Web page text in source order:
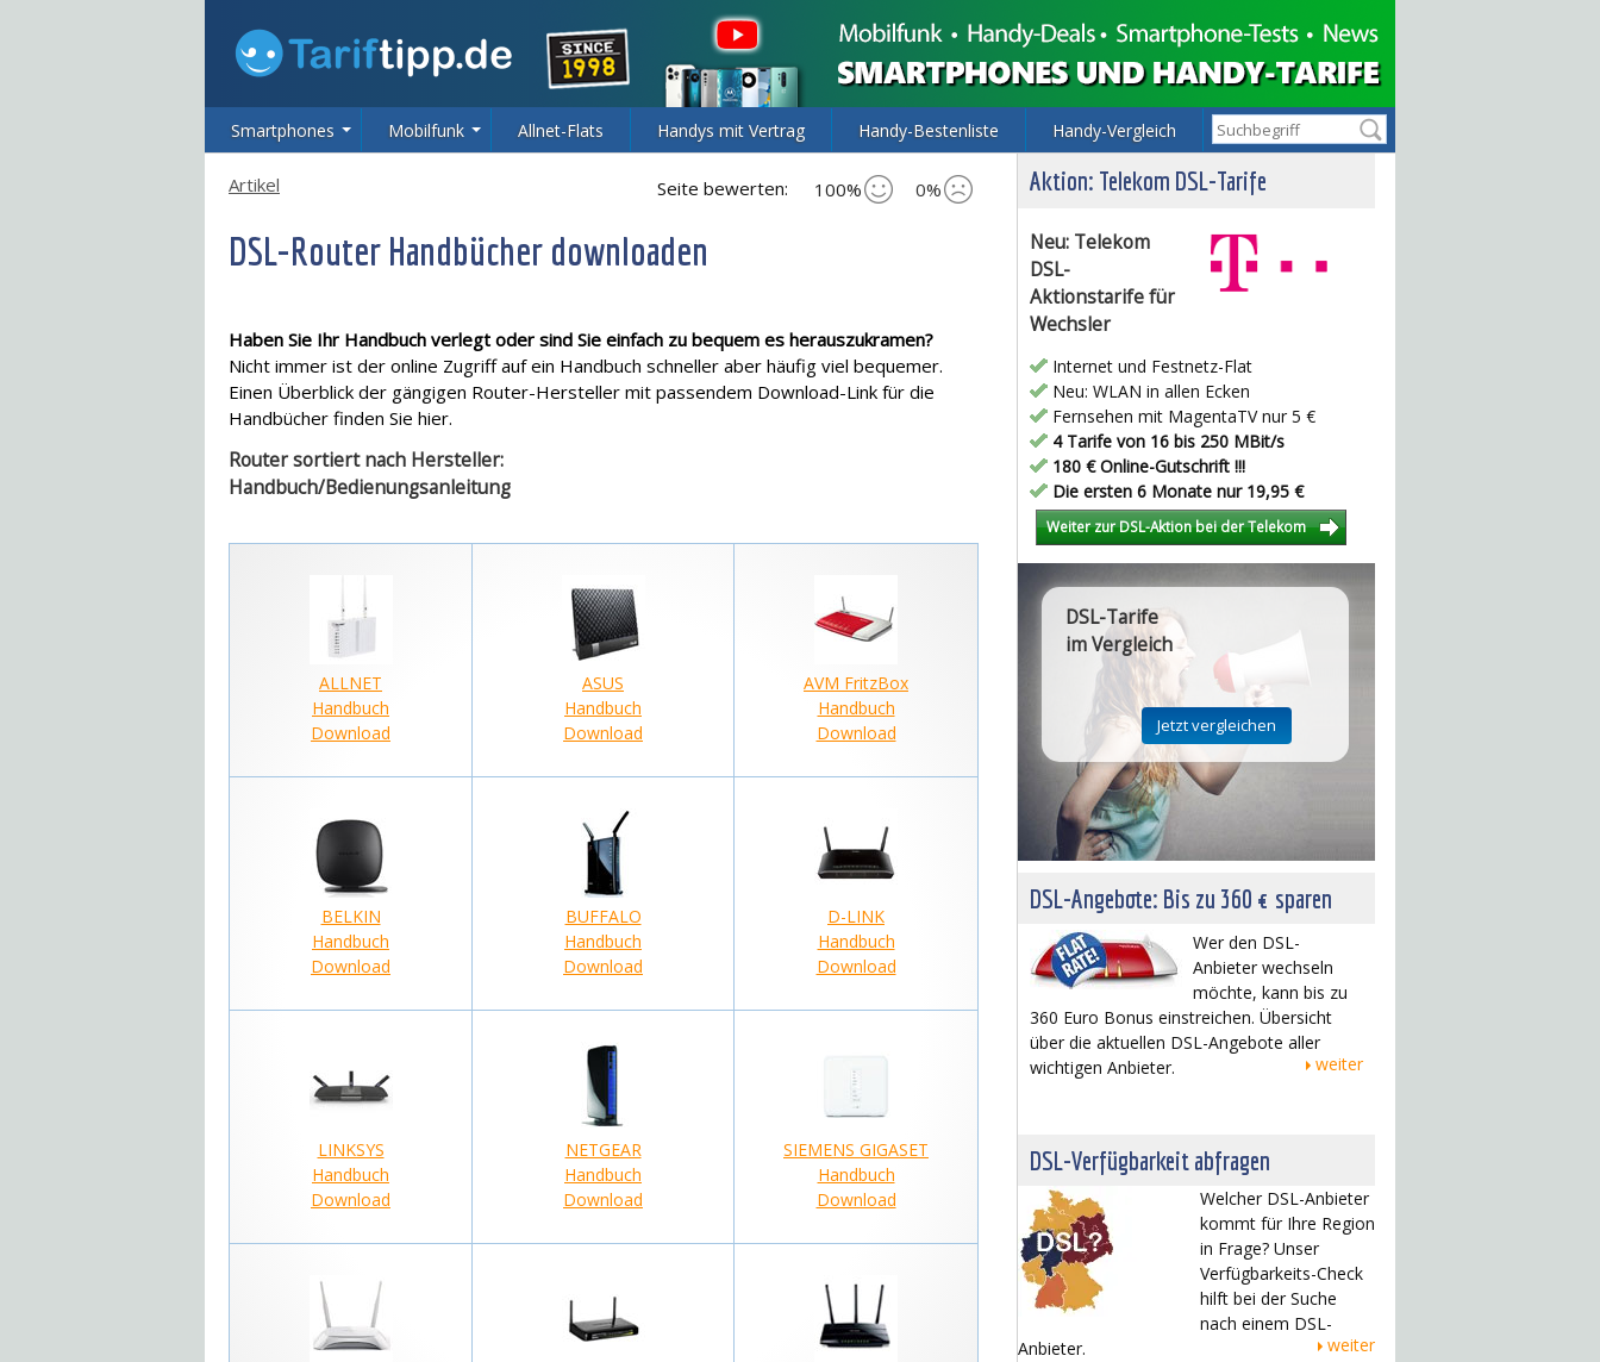
Smartphones Mobilfunk Allnet-Flats Handys mit Vertrag Handy-Bestenliste Handy-Vergleich
Seite bewerten: 100% 0%
Artikel
DSL-Router Handbücher downloaden
Haben Sie Ihr Handbuch verlegt oder sind Sie einfach zu bequem es herauszukramen?
Nicht immer ist der online Zugriff auf ein Handbuch schneller aber häufig viel bequemer.
Einen Überblick der gängigen Router-Hersteller mit passendem Download-Link für die
Handbücher finden Sie hier.
Router sortiert nach Hersteller:
Handbuch/Bedienungsanleitung
ALLNET
Handbuch
Download
ASUS
Handbuch
Download
AVM FritzBox
Handbuch
Download
BELKIN
Handbuch
Download
BUFFALO
Handbuch
Download
D-LINK
Handbuch
Download
LINKSYS
Handbuch
Download
NETGEAR
Handbuch
Download
SIEMENS GIGASET
Handbuch
Download
Aktion: Telekom DSL-Tarife
Neu: Telekom
DSL-
Aktionstarife für
Wechsler
Internet und Festnetz-Flat
Neu: WLAN in allen Ecken
Fernsehen mit MagentaTV nur 5 €
4 Tarife von 16 bis 250 MBit/s
180 € Online-Gutschrift !!!
Die ersten 6 Monate nur 19,95 €
Weiter zur DSL-Aktion bei der Telekom
DSL-Tarife
im Vergleich
DSL-Angebote: Bis zu 360 € sparen
Wer den DSL-
Anbieter wechseln
möchte, kann bis zu
360 Euro Bonus einstreichen. Übersicht
über die aktuellen DSL-Angebote aller
wichtigen Anbieter.
weiter
DSL-Verfügbarkeit abfragen
Welcher DSL-Anbieter
kommt für Ihre Region
in Frage? Unser
Verfügbarkeits-Check
hilft bei der Suche
nach einem DSL-
Anbieter.
weiter